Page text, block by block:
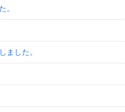
。
ました。